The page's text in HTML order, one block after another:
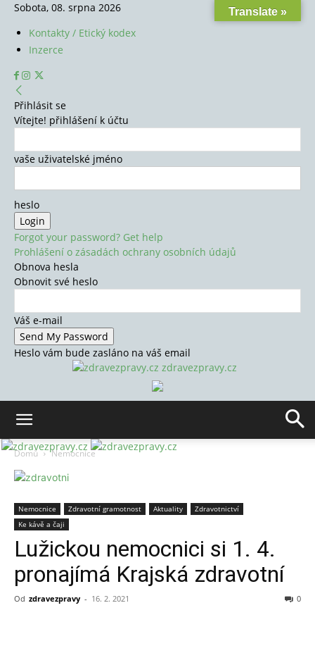
Sobota, 08. srpna 2026
Kontakty / Etický kodex
Inzerce
Přihlásit se
Vítejte! přihlášení k účtu
vaše uživatelské jméno
heslo
Forgot your password? Get help
Prohlášení o zásadách ochrany osobních údajů
Obnova hesla
Obnovit své heslo
Váš e-mail
Heslo vám bude zasláno na váš email
zdravezpravy.cz
Domů Nemocnice
Nemocnice Zdravotní gramotnost Aktuality
Zdravotnictví
Ke kávě a čaji
Lužickou nemocnici si 1. 4.
pronajímá Krajská zdravotní
Od zdravezpravy - 16. 2. 2021 0
Translate »